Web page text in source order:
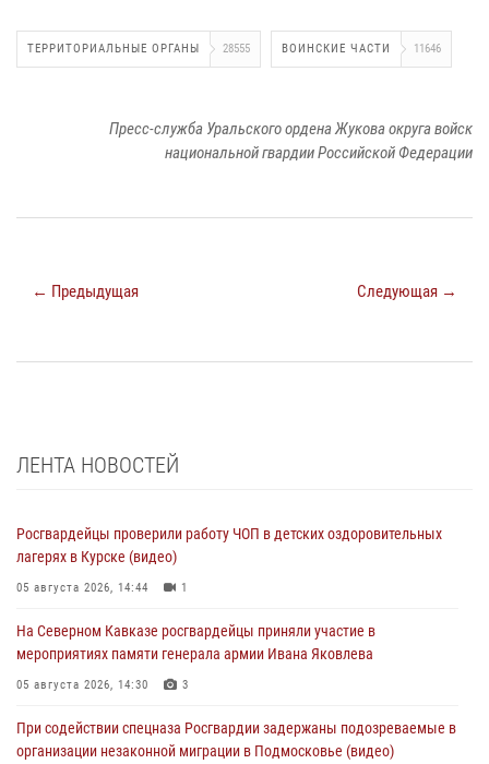
ТЕРРИТОРИАЛЬНЫЕ ОРГАНЫ 28555 ВОИНСКИЕ ЧАСТИ 11646
Пресс-служба Уральского ордена Жукова округа войск
национальной гвардии Российской Федерации
← Предыдущая Следующая →
ЛЕНТА НОВОСТЕЙ
Росгвардейцы проверили работу ЧОП в детских оздоровительных
лагерях в Курске (видео)
05 августа 2026, 14:44 1
На Северном Кавказе росгвардейцы приняли участие в
мероприятиях памяти генерала армии Ивана Яковлева
05 августа 2026, 14:30 3
При содействии спецназа Росгвардии задержаны подозреваемые в
организации незаконной миграции в Подмосковье (видео)